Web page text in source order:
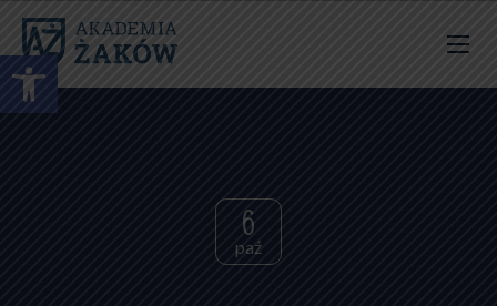
6
paź
Otwórz pasek narzędzi